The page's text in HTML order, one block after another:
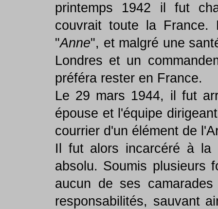
printemps 1942 il fut
couvrait toute la
"Anne", et malgré une
Londres et un
préféra rester en France.
Le 29 mars 1944, il fut
épouse et l'équipe
courrier d'un élément de
Il fut alors incarcéré à la
absolu. Soumis plusieurs
aucun de ses
responsabilités, sauvant